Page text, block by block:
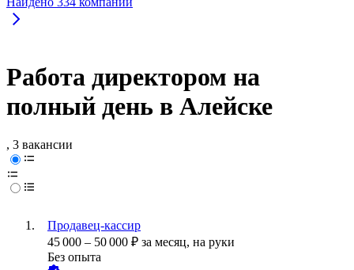
Работа директором на
полный день в Алейске
, 3 вакансии
Продавец-кассир
45 000 – 50 000 ₽ за месяц, на руки
Без опыта